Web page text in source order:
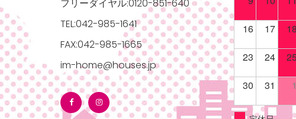
フリーダイヤル:0120-851-640
TEL:042-985-1641
FAX:042-985-1665
im-home@houses.jp
16 17 18
23 24
30 31 1